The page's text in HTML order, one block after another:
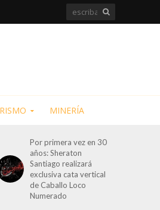
MINERÍA
Por primera vez en 30
años: Sheraton
Santiago realizará
exclusiva cata vertical
de Caballo Loco
Numerado